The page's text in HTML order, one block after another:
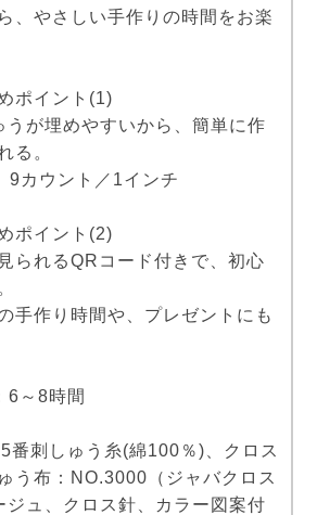
、やさしい手作りの時間をお楽
ポイント(1)
うが埋めやすいから、簡単に作
る。
9カウント／1インチ
ポイント(2)
られるQRコード付きで、初心
手作り時間や、プレゼントにも
6～8時間
番刺しゅう糸(綿100％)、クロス
う布：NO.3000（ジャバクロス
ジュ、クロス針、カラー図案付